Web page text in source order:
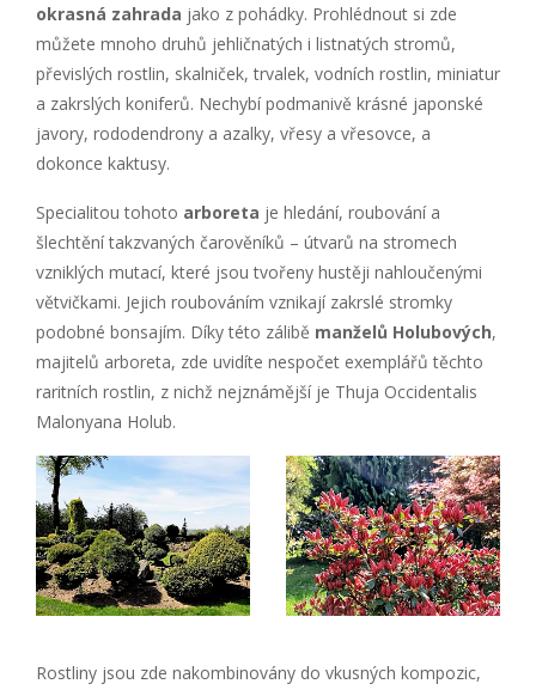
okrasná zahrada jako z pohádky. Prohlédnout si zde
můžete mnoho druhů jehličnatých i listnatých stromů,
převislých rostlin, skalniček, trvalek, vodních rostlin, miniatur
a zakrslých koniferů. Nechybí podmanivě krásné japonské
javory, rododendrony a azalky, vřesy a vřesovce, a
dokonce kaktusy.
Specialitou tohoto arboreta je hledání, roubování a
šlechtění takzvaných čarověníků – útvarů na stromech
vzniklých mutací, které jsou tvořeny hustěji nahloučenými
větvičkami. Jejich roubováním vznikají zakrslé stromky
podobné bonsajím. Díky této zálibě manželů Holubových,
majitelů arboreta, zde uvidíte nespočet exemplářů těchto
raritních rostlin, z nichž nejznámější je Thuja Occidentalis
Malonyana Holub.
Rostliny jsou zde nakombinovány do vkusných kompozic,